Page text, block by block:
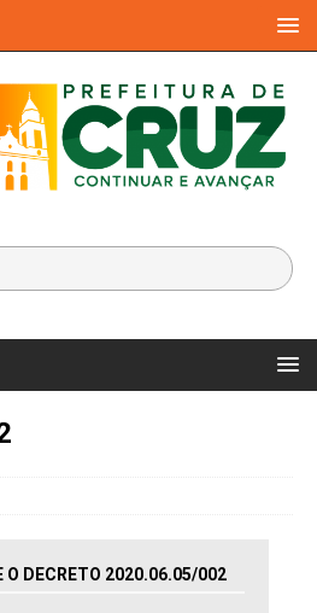
O DECRETO 2020.06.05/002